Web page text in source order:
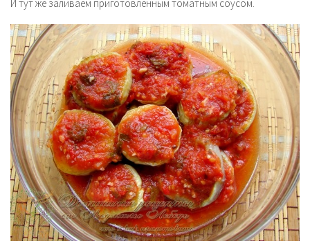
И тут же заливаем приготовленным томатным соусом.